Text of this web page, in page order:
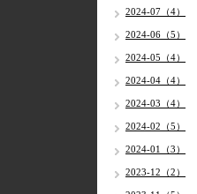
2024-07（4）
2024-06（5）
2024-05（4）
2024-04（4）
2024-03（4）
2024-02（5）
2024-01（3）
2023-12（2）